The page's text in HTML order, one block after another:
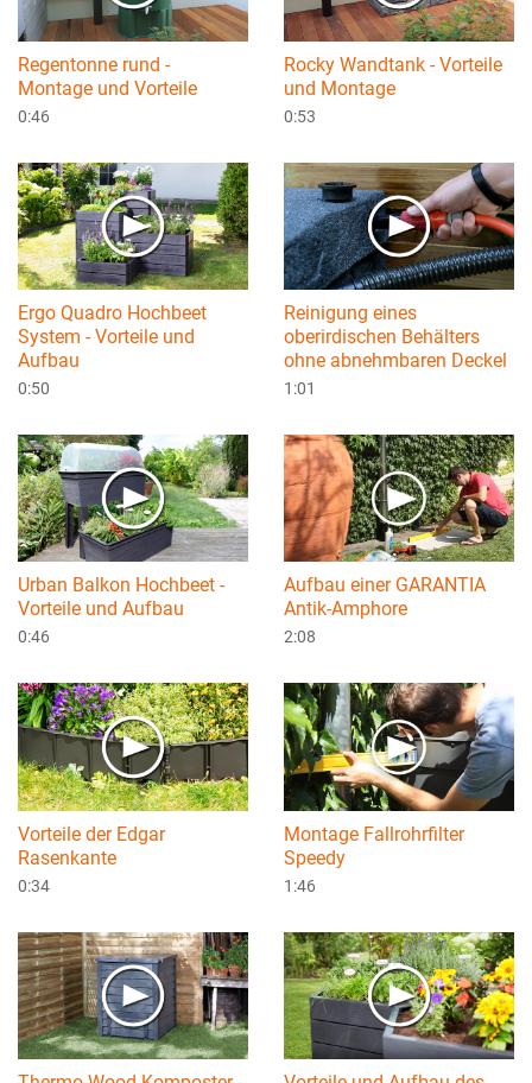
Regentonne rund -
Montage und Vorteile
0:46
Rocky Wandtank - Vorteile
und Montage
0:53
Ergo Quadro Hochbeet
System - Vorteile und
Aufbau
0:50
Reinigung eines
oberirdischen Behälters
ohne abnehmbaren Deckel
1:01
Urban Balkon Hochbeet -
Vorteile und Aufbau
0:46
Aufbau einer GARANTIA
Antik-Amphore
2:08
Vorteile der Edgar
Rasenkante
0:34
Montage Fallrohrfilter
Speedy
1:46